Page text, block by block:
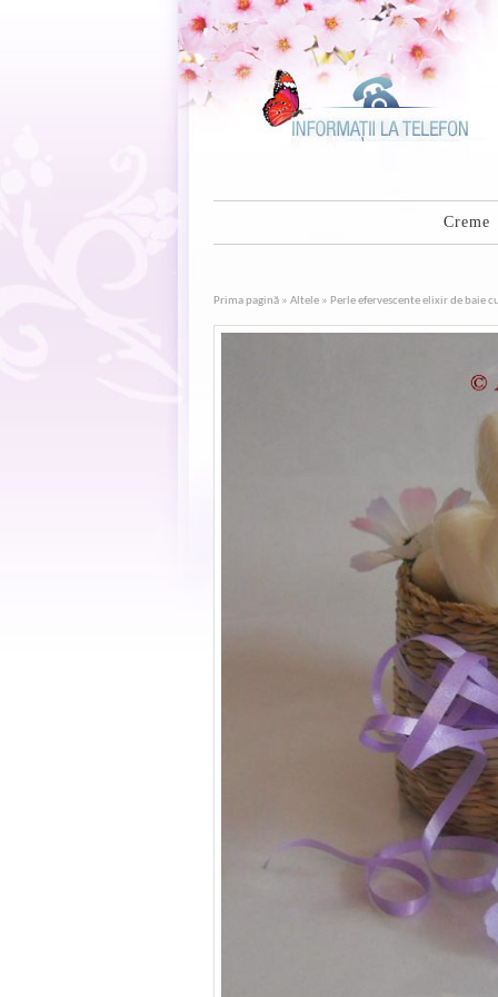
Creme
Prima pagină » Altele » Perle efervescente elixir de baie